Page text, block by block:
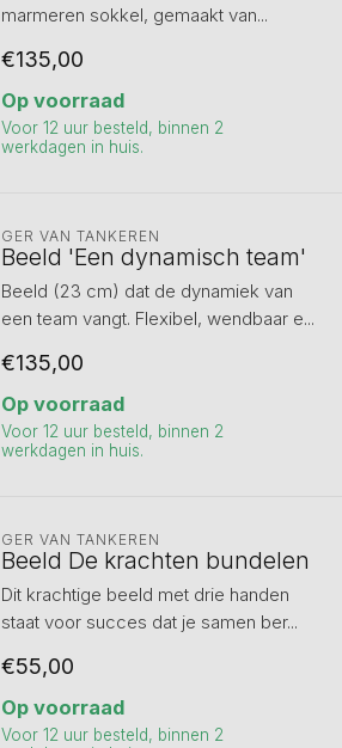
marmeren sokkel, gemaakt van...
€135,00
Op voorraad
Voor 12 uur besteld, binnen 2
werkdagen in huis.
GER VAN TANKEREN
Beeld 'Een dynamisch team'
Beeld (23 cm) dat de dynamiek van
een team vangt. Flexibel, wendbaar e...
€135,00
Op voorraad
Voor 12 uur besteld, binnen 2
werkdagen in huis.
GER VAN TANKEREN
Beeld De krachten bundelen
Dit krachtige beeld met drie handen
staat voor succes dat je samen ber...
€55,00
Op voorraad
Voor 12 uur besteld, binnen 2